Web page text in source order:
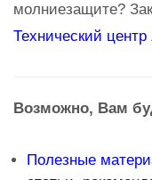
молниезащите?
Технический центр
Возможно, Вам
Полезные